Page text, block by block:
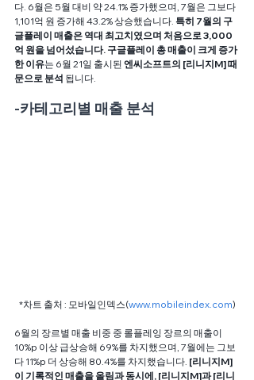
다. 6월은 5월 대비 약 24.1% 증가했으며, 7월은 그보다
1,101억 원 증가해 43.2% 상승했습니다. 특히 7월의 구
글플레이 매출은 역대 최고치였으며 처음으로 3,000
억 원을 넘어섰습니다. 구글플레이 총 매출이 크게 증가
한 이유는 6월 21일 출시된 엔씨소프트의 [리니지M] 때
문으로 분석 됩니다.
-카테고리별 매출 분석
*차트 출처 : 모바일인덱스(www.mobileindex.com)
6월의 장르별 매출 비중 중 롤플레잉 장르의 매출이
10%p 이상 급상승해 69%를 차지했으며, 7월에는 그보
다 11%p 더 상승해 80.4%를 차지했습니다. [리니지M]
이 기록적인 매출을 올림과 동시에, [리니지M]과 [리니